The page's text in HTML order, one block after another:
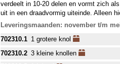
verdeelt in 10-20 delen en vormt zich
uit in een draadvormig uiteinde. Alleen
vervolgens de ranke, bekervormige
compleet: ze zijn groen-wit met
van het schutblad (bloeischede) heeft
ontstaat. Het beeld van een ouderwetse
waar andere planten het laten afweten,
Leveringsmaanden: november t/m
702310.1 1 grotere knol
702310.2 3 kleine knollen